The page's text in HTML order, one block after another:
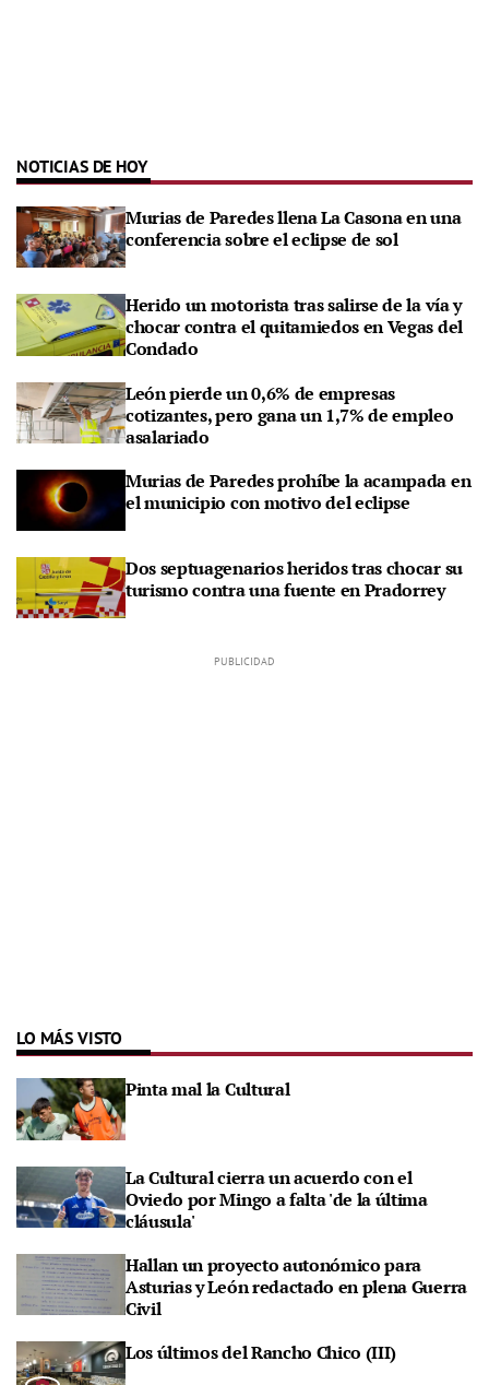
NOTICIAS DE HOY
Murias de Paredes llena La Casona en una
conferencia sobre el eclipse de sol
Herido un motorista tras salirse de la vía y
chocar contra el quitamiedos en Vegas del
Condado
León pierde un 0,6% de empresas
cotizantes, pero gana un 1,7% de empleo
asalariado
Murias de Paredes prohíbe la acampada en
el municipio con motivo del eclipse
Dos septuagenarios heridos tras chocar su
turismo contra una fuente en Pradorrey
LO MÁS VISTO
Pinta mal la Cultural
La Cultural cierra un acuerdo con el
Oviedo por Mingo a falta 'de la última
cláusula'
Hallan un proyecto autonómico para
Asturias y León redactado en plena Guerra
Civil
Los últimos del Rancho Chico (III)